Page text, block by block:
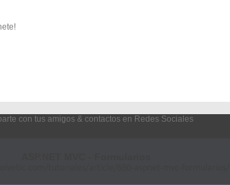
con tus amigos & contactos en Redes Sociales